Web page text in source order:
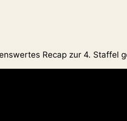
Recap zur 4. Staffel